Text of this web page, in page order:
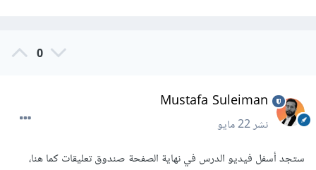
0
Mustafa Suleiman
نشر22 مايو
ستجد أسفل فيديو الدرس في نهاية الصفحة صندوق تعليقات كما هنا،